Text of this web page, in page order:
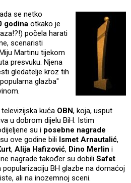
se netko
godina otkako je
počela harati
scenaristi
Martinu tijekom
presvuku. Njena
gledatelje kroz tih
glazba"
kuća OBN, koja, usput
u dobrom dijelu BiH. Istim
su i posebne nagrade
ove godine bili Ismet Arnautalić,
, Alija Hafizović, Dino Merlin i
nagrade također su dobili Safet
popularizaciju BH glazbe na domaćoj
ali na inozemnoj sceni.